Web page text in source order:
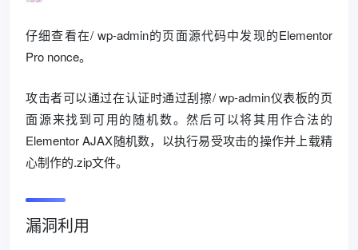
仔细查看在/ wp-admin的页面源代码中发现的Elementor
Pro nonce。
攻击者可以通过在认证时通过刮擦/ wp-admin仪表板的页
面源来找到可用的随机数。然后可以将其用作合法的
Elementor AJAX随机数，以执行易受攻击的操作并上载精
心制作的.zip文件。
漏洞利用